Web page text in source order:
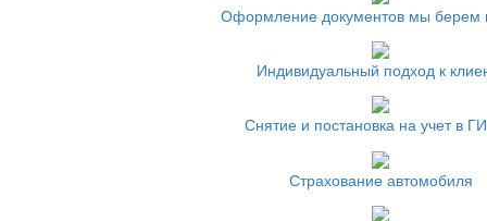
Оформление документов мы берем
Индивидуальный подход к
Снятие и постановка на учет в
Страхование автомобиля